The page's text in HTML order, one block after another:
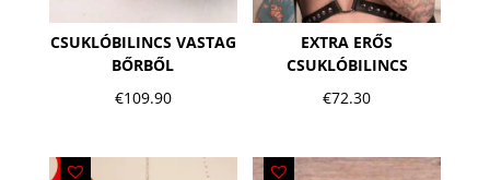
CSUKLÓBILINCS VASTAG
BŐRBŐL
€109.90
EXTRA ERŐS
CSUKLÓBILINCS
€72.30